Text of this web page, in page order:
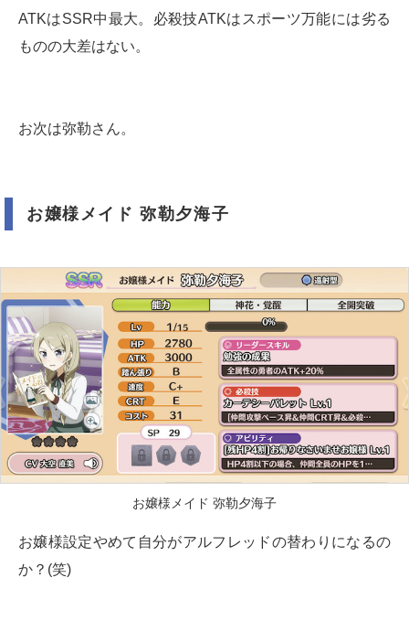
ATKはSSR中最大。必殺技ATKはスポーツ万能には劣る
ものの大差はない。
お次は弥勒さん。
お嬢様メイド 弥勒夕海子
お嬢様メイド 弥勒夕海子
お嬢様設定やめて自分がアルフレッドの替わりになるの
か？(笑)